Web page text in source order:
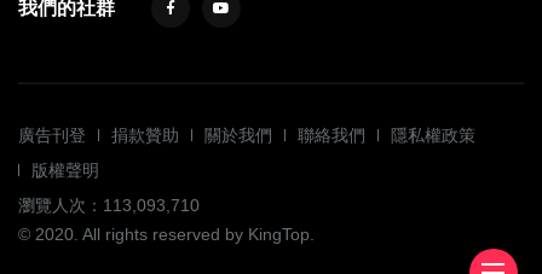
我們的社群
廣告刊登 捐款贊助 關於我們 聯絡我們
隱私權政策
版權聲明
瀏覽人次：113,093,710
© 2020. All rights reserved by KingTop.